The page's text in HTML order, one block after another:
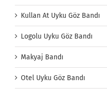
Kullan At Uyku Göz Bandı
Logolu Uyku Göz Bandı
Makyaj Bandı
Otel Uyku Göz Bandı